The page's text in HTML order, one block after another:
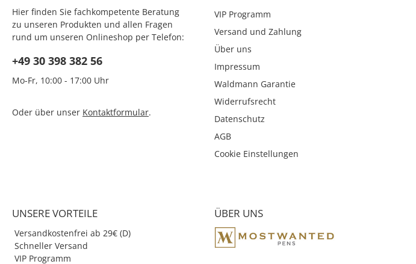
Hier finden Sie fachkompetente Beratung
zu unseren Produkten und allen Fragen
rund um unseren Onlineshop per Telefon:
+49 30 398 382 56
Mo-Fr, 10:00 - 17:00 Uhr
Oder über unser Kontaktformular.
VIP Programm
Versand und Zahlung
Über uns
Impressum
Waldmann Garantie
Widerrufsrecht
Datenschutz
AGB
Cookie Einstellungen
UNSERE VORTEILE
Versandkostenfrei ab 29€ (D)
Schneller Versand
VIP Programm
ÜBER UNS